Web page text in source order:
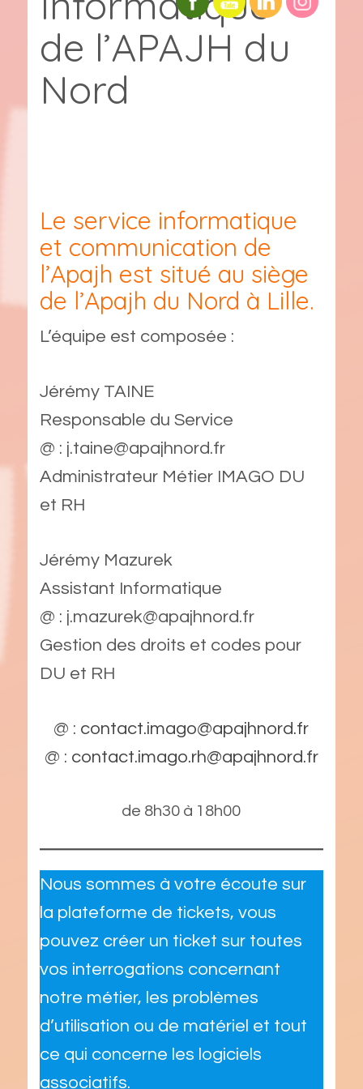
de l’APAJH du
Nord
Le service informatique
et communication de
l’Apajh est situé au siège
de l’Apajh du Nord à Lille.
L’équipe est composée :
Jérémy TAINE
Responsable du Service
@ : j.taine@apajhnord.fr
Administrateur Métier IMAGO DU
et RH
Jérémy Mazurek
Assistant Informatique
@ : j.mazurek@apajhnord.fr
Gestion des droits et codes pour
DU et RH
@ : contact.imago@apajhnord.fr
@ : contact.imago.rh@apajhnord.fr
de 8h30 à 18h00
Nous sommes à votre écoute sur
la plateforme de tickets, vous
pouvez créer un ticket sur toutes
vos interrogations concernant
notre métier, les problèmes
d’utilisation ou de matériel et tout
ce qui concerne les logiciels
associatifs.